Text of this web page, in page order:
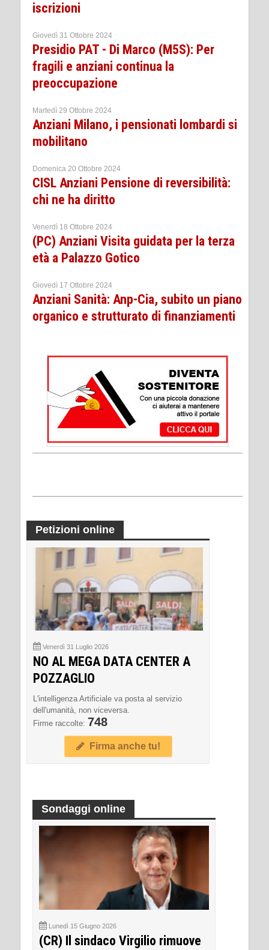
iscrizioni
Giovedì 31 Ottobre 2024
Presidio PAT - Di Marco (M5S): Per
fragili e anziani continua la
preoccupazione
Martedì 29 Ottobre 2024
Anziani Milano, i pensionati lombardi si
mobilitano
Domenica 20 Ottobre 2024
CISL Anziani Pensione di reversibilità:
chi ne ha diritto
Venerdì 18 Ottobre 2024
(PC) Anziani Visita guidata per la terza
età a Palazzo Gotico
Giovedì 17 Ottobre 2024
Anziani Sanità: Anp-Cia, subito un piano
organico e strutturato di finanziamenti
Petizioni online
Venerdì 31 Luglio 2026
NO AL MEGA DATA CENTER A
POZZAGLIO
L'intelligenza Artificiale va posta al servizio
dell'umanità, non viceversa.
Firme raccolte: 748
Firma anche tu!
Sondaggi online
Lunedì 15 Giugno 2026
(CR) Il sindaco Virgilio rimuove